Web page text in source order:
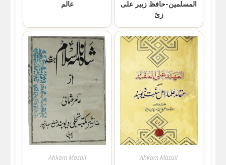
عالم
المسلمین-حافظ زبیر علی
زئ
Ahkam Masail Ahkam Masail